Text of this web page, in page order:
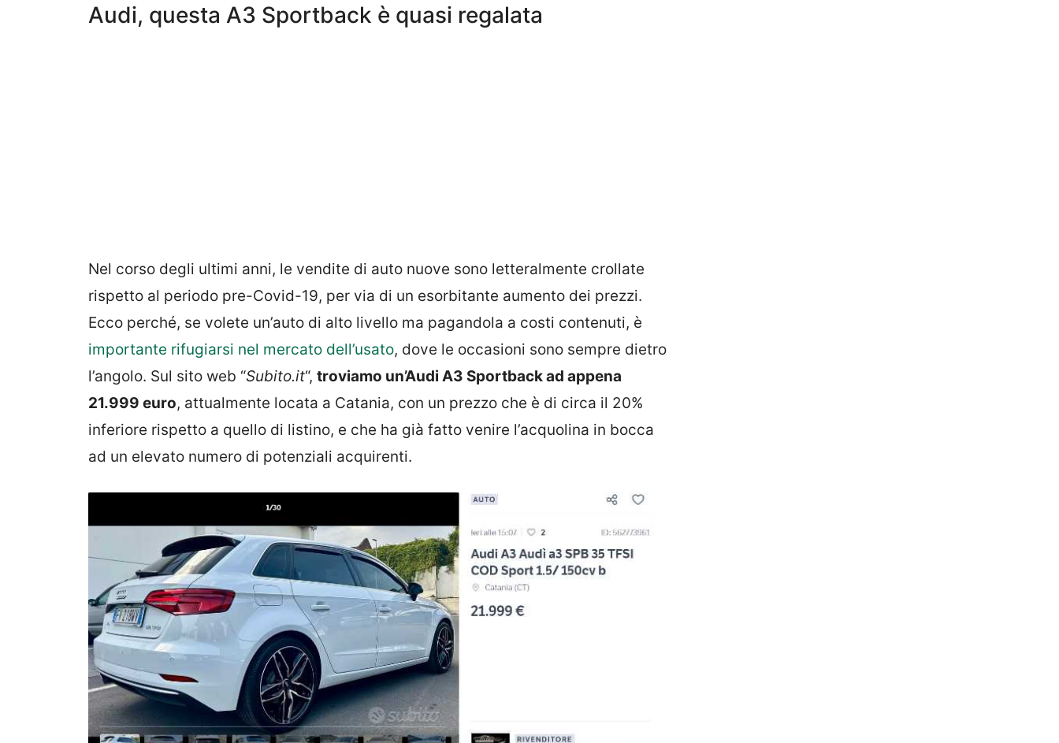
Audi, questa A3 Sportback è quasi regalata
Nel corso degli ultimi anni, le vendite di auto nuove sono letteralmente crollate
rispetto al periodo pre-Covid-19, per via di un esorbitante aumento dei prezzi.
Ecco perché, se volete un’auto di alto livello ma pagandola a costi contenuti, è
importante rifugiarsi nel mercato dell’usato, dove le occasioni sono sempre dietro
l’angolo. Sul sito web “Subito.it“, troviamo un’Audi A3 Sportback ad appena
21.999 euro, attualmente locata a Catania, con un prezzo che è di circa il 20%
inferiore rispetto a quello di listino, e che ha già fatto venire l’acquolina in bocca
ad un elevato numero di potenziali acquirenti.